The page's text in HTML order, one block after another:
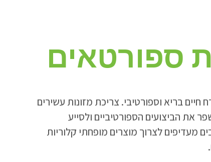
ספורטאים
חיים בריא וספורטיבי. צריכת מזונות עשירים
את הביצועים הספורטיביים ולסייע
מעדיפים לצרוך מוצרים מופחתי קלוריות